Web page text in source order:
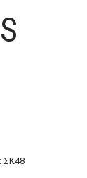
ΣΚ48